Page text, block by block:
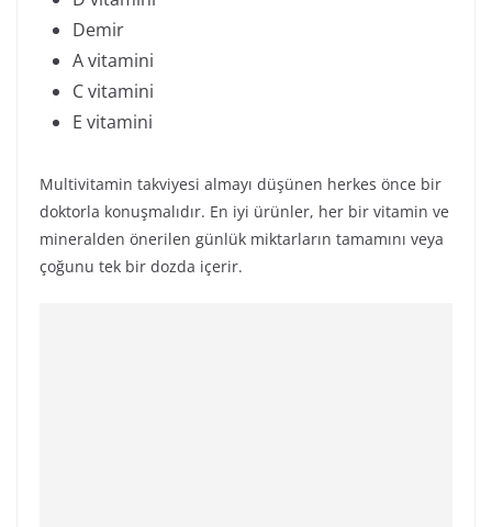
Demir
A vitamini
C vitamini
E vitamini
Multivitamin takviyesi almayı düşünen herkes önce bir
doktorla konuşmalıdır. En iyi ürünler, her bir vitamin ve
mineralden önerilen günlük miktarların tamamını veya
çoğunu tek bir dozda içerir.